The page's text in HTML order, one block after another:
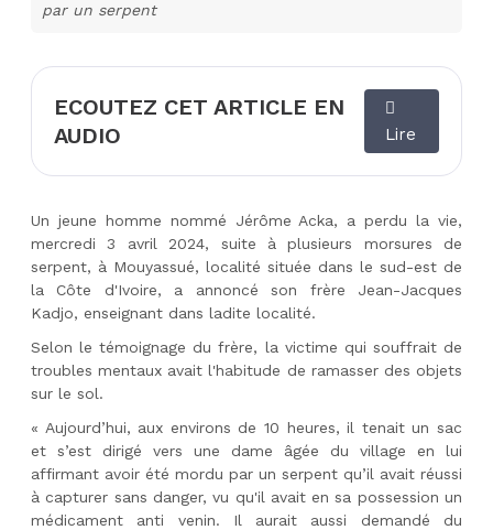
par un serpent
ECOUTEZ CET ARTICLE EN
AUDIO
Lire
Un jeune homme nommé Jérôme Acka, a perdu la vie,
mercredi 3 avril 2024, suite à plusieurs morsures de
serpent, à Mouyassué, localité située dans le sud-est de
la Côte d'Ivoire, a annoncé son frère Jean-Jacques
Kadjo, enseignant dans ladite localité.
Selon le témoignage du frère, la victime qui souffrait de
troubles mentaux avait l'habitude de ramasser des objets
sur le sol.
« Aujourd’hui, aux environs de 10 heures, il tenait un sac
et s’est dirigé vers une dame âgée du village en lui
affirmant avoir été mordu par un serpent qu’il avait réussi
à capturer sans danger, vu qu'il avait en sa possession un
médicament anti venin. Il aurait aussi demandé du